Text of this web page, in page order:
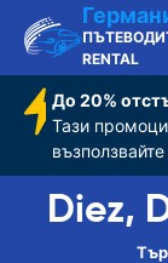
RENTAL
До 20%
Тази
Diez,